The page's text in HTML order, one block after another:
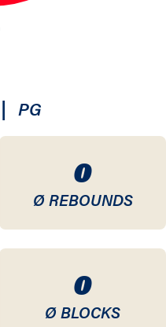
0
Ø REBOUNDS
0
Ø BLOCKS
| PG